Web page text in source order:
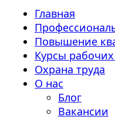
Главная
Повышение
Курсы
Охрана труда
О нас
Блог
Вакансии